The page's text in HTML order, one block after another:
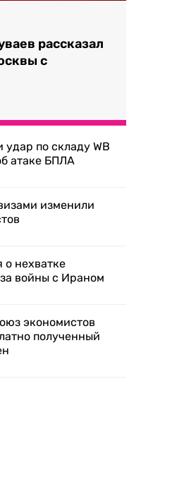
рассказал
с
по складу WB
атаке БПЛА
изменили
о нехватке
войны с Ираном
экономистов
полученный